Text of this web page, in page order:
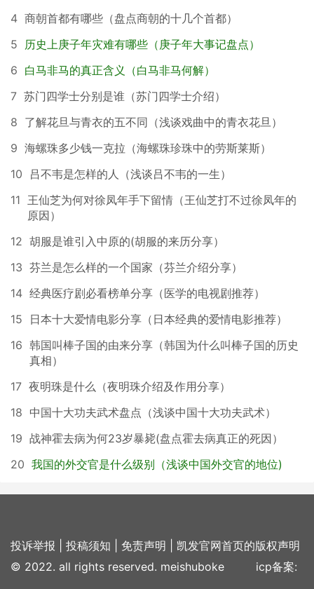
4 商朝首都有哪些（盘点商朝的十几个首都）
5
历史上庚子年灾难有哪些（庚子年大事记盘点）
6 白马非马的真正含义（白马非马何解）
7 苏门四学士分别是谁（苏门四学士介绍）
8 了解花旦与青衣的五不同（浅谈戏曲中的青衣花旦）
9 海螺珠多少钱一克拉（海螺珠珍珠中的劳斯莱斯）
10
吕不韦是怎样的人（浅谈吕不韦的一生）
11 王仙芝为何对徐凤年手下留情（王仙芝打不过徐凤年的
原因）
12 胡服是谁引入中原的(胡服的来历分享）
13 芬兰是怎么样的一个国家（芬兰介绍分享）
14 经典医疗剧必看榜单分享（医学的电视剧推荐）
15
日本十大爱情电影分享（日本经典的爱情电影推荐）
16 韩国叫棒子国的由来分享（韩国为什么叫棒子国的历史
真相）
17 夜明珠是什么（夜明珠介绍及作用分享）
18 中国十大功夫武术盘点（浅谈中国十大功夫武术）
19 战神霍去病为何23岁暴毙(盘点霍去病真正的死因）
20 我国的外交官是什么级别（浅谈中国外交官的地位)
投诉举报 投稿须知 免责声明
凯发官网首页的版权声明
© 2022. all rights reserved. meishuboke icp备案: